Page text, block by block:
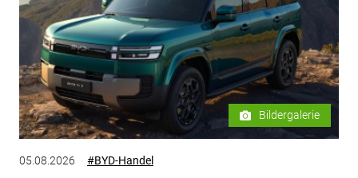
Bildergalerie
05.08.2026 #BYD-Handel